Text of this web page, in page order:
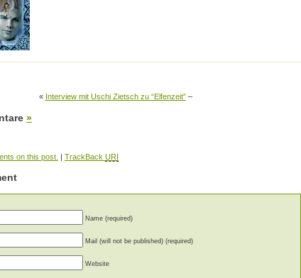
« Interview mit Uschi Zietsch zu “Elfenzeit”–
»
on this post. | TrackBack URI
Name (required)
Mail (will not be published) (required)
Website